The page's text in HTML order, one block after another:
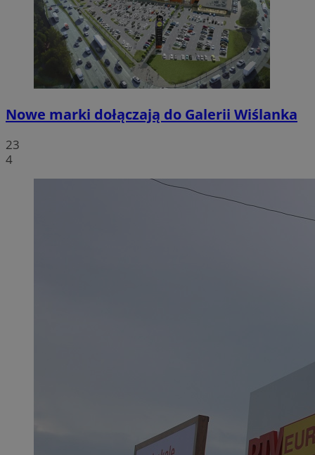
Nowe marki dołączają do Galerii Wiślanka
23
4